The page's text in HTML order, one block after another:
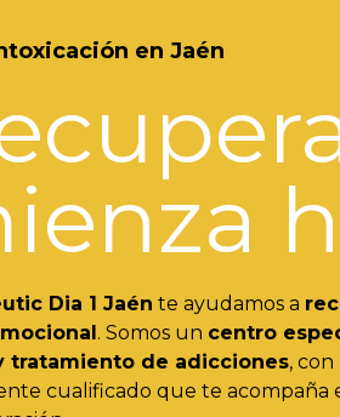
en Jaén
Dia 1 Jaén te ayudamos a
. Somos un centro
tratamiento de adicciones,
cualificado que te acompaña